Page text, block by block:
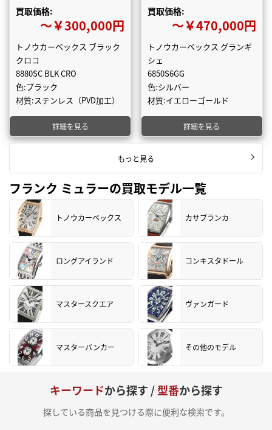
買取価格:
〜￥300,000円
トノウカーベックス ブラック
クロコ
8880SC BLK CRO
色:ブラック
材質:ステンレス（PVD加工）
詳細を見る
買取価格:
〜￥470,000円
トノウカーベックス グランギ
シェ
6850S6GG
色:シルバー
材質:イエローゴールド
詳細を見る
もっと見る
フランク ミュラーの買取モデル一覧
トノウカーベックス カサブランカ
ロングアイランド コンキスタドール
マスタースクエア ヴァンガード
マスターバンカー その他のモデル
キーワードから探す /型番から探す
探している商品を見つける際に便利な検索です。